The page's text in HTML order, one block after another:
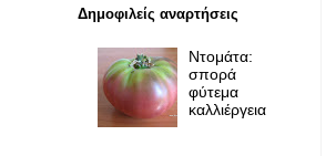
Δημοφιλείς αναρτήσεις
Ντομάτα:
σπορά
φύτεμα
καλλιέργεια